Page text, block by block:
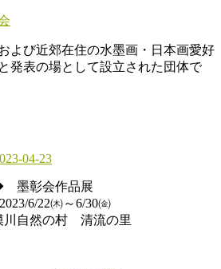
よび近郊在住の水墨画・日本画愛好
発表の場として設立された団体で
04-23
墨彰会作品展
6/22㈭～6/30㈮
自然の村 清流の里